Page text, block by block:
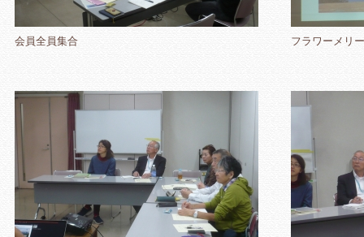
会員全員集合 フラワーメリ